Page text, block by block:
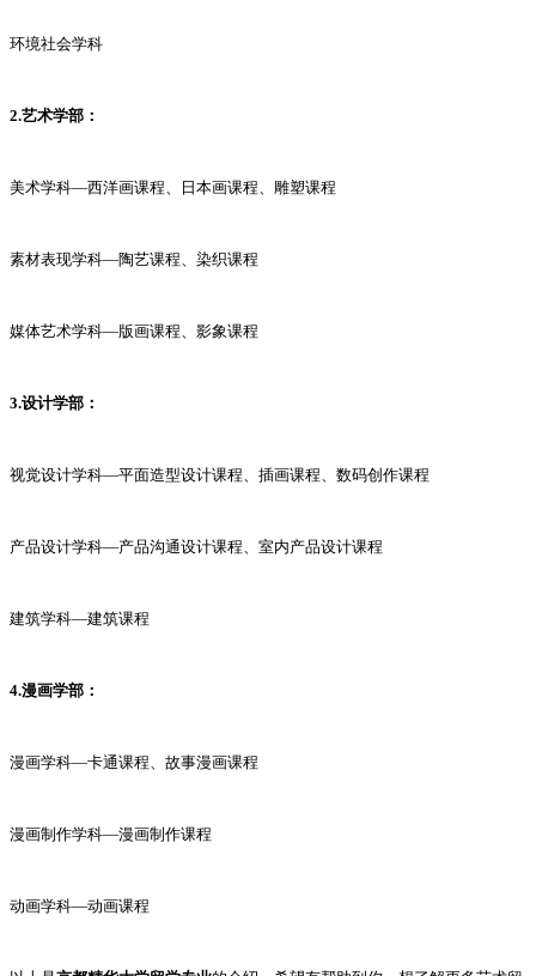
环境社会学科
2.艺术学部：
美术学科—西洋画课程、日本画课程、雕塑课程
素材表现学科—陶艺课程、染织课程
媒体艺术学科—版画课程、影象课程
3.设计学部：
视觉设计学科—平面造型设计课程、插画课程、数码创作课程
产品设计学科—产品沟通设计课程、室内产品设计课程
建筑学科—建筑课程
4.漫画学部：
漫画学科—卡通课程、故事漫画课程
漫画制作学科—漫画制作课程
动画学科—动画课程